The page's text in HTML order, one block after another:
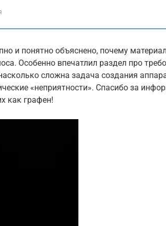
и понятно объяснено, почему
Особенно впечатлил раздел про
сложна задача создания
«неприятности». Спасибо за
как графен!